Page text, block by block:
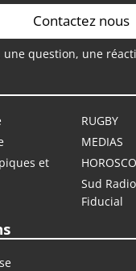
Contactez nous
une question, une
RUGBY
MEDIAS
et
Sud
Fiducial